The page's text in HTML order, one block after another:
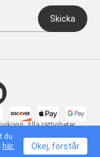
Skicka
Alla rättigheter
du
här.
Okej, förstår